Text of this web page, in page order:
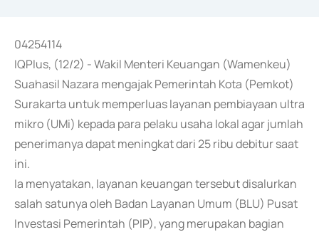
04254114
IQPlus, (12/2) - Wakil Menteri Keuangan (Wamenkeu)
Suahasil Nazara mengajak Pemerintah Kota (Pemkot)
Surakarta untuk memperluas layanan pembiayaan ultra
mikro (UMi) kepada para pelaku usaha lokal agar jumlah
penerimanya dapat meningkat dari 25 ribu debitur saat
ini.
Ia menyatakan, layanan keuangan tersebut disalurkan
salah satunya oleh Badan Layanan Umum (BLU) Pusat
Investasi Pemerintah (PIP), yang merupakan bagian